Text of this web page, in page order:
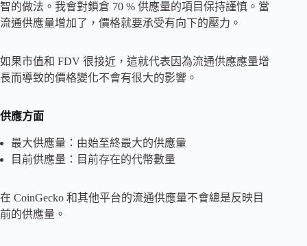
智的做法。我會對鎖倉 70 % 供應量的項目保持謹慎。當
流通供應量增加了，價格就要承受有向下的壓力。
如果市值和 FDV 很接近，這就代表因為流通供應應量增
長而導致的價格變化不會有很大的影響。
供應方面
最大供應量：由始至終最大的供應量
目前供應量：目前存在的代幣數量
在 CoinGecko 和其他平台的流通供應量不會總是反映目
前的供應量。